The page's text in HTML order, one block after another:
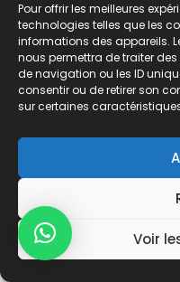
Pour offrir les meilleures
technologies telles que les
informations des appareils.
nous permettra de traiter
de navigation ou les ID
consentir ou de retirer son
sur certaines
Voir